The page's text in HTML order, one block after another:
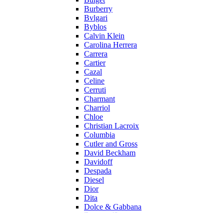
Burberry
Bvlgari
Byblos
Calvin Klein
Carolina Herrera
Carrera
Cartier
Cazal
Celine
Cerruti
Charmant
Charriol
Chloe
Christian Lacroix
Columbia
Cutler and Gross
David Beckham
Davidoff
Despada
Diesel
Dior
Dita
Dolce & Gabbana